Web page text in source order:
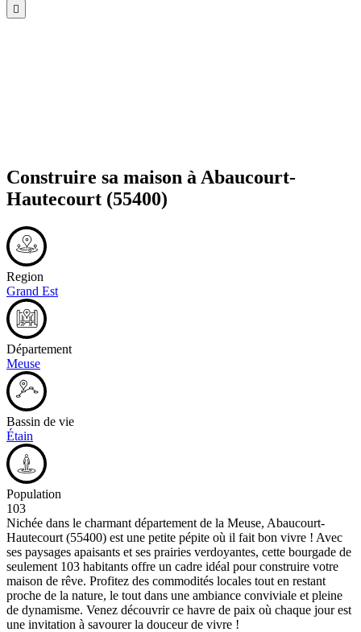
Construire sa maison à Abaucourt-
Hautecourt (55400)
Region
Grand Est
Département
Meuse
Bassin de vie
Étain
Population
103
Nichée dans le charmant département de la Meuse, Abaucourt-
Hautecourt (55400) est une petite pépite où il fait bon vivre ! Avec
ses paysages apaisants et ses prairies verdoyantes, cette bourgade de
seulement 103 habitants offre un cadre idéal pour construire votre
maison de rêve. Profitez des commodités locales tout en restant
proche de la nature, le tout dans une ambiance conviviale et pleine
de dynamisme. Venez découvrir ce havre de paix où chaque jour est
une invitation à savourer la douceur de vivre !